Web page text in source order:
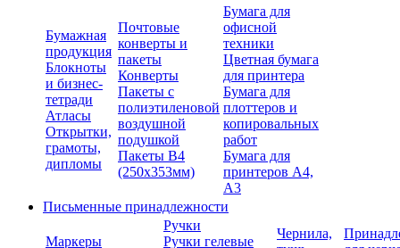
Бумажная
продукция
Блокноты
и бизнес-
тетради
Атласы
Открытки,
грамоты,
дипломы
Почтовые
конверты и
пакеты
Конверты
Пакеты с
полиэтиленовой
воздушной
подушкой
Пакеты В4
(250х353мм)
Бумага для
офисной
техники
Цветная бумага
для принтера
Бумага для
плоттеров и
копировальных
работ
Бумага для
принтеров А4,
А3
Письменные принадлежности
Маркеры
Ручки
Ручки гелевые
Чернила,